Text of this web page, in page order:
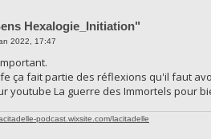
Hexalogie_Initiation"
2022, 17:47
ça fait partie des réflexions qu'il faut
youtube La guerre des Immortels pour
podcast.wixsite.com/lacitadelle